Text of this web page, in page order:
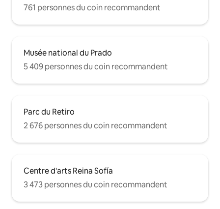
761 personnes du coin recommandent
Musée national du Prado
5 409 personnes du coin recommandent
Parc du Retiro
2 676 personnes du coin recommandent
Centre d'arts Reina Sofía
3 473 personnes du coin recommandent